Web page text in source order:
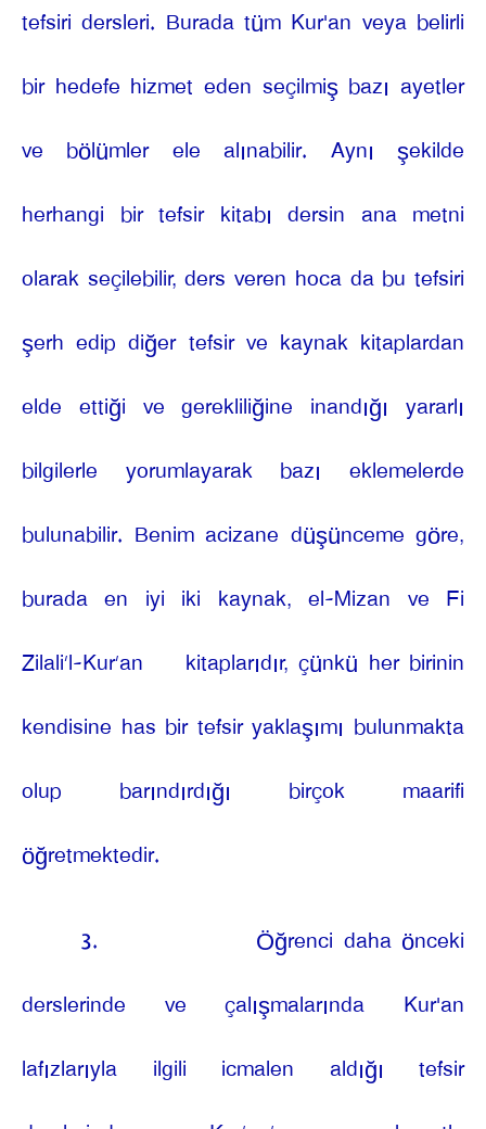
tefsiri dersleri. Burada tüm Kur'an veya belirli
bir hedefe hizmet eden seçilmiş bazı ayetler
ve bölümler ele alınabilir. Aynı şekilde
herhangi bir tefsir kitabı dersin ana metni
olarak seçilebilir, ders veren hoca da bu tefsiri
şerh edip diğer tefsir ve kaynak kitaplardan
elde ettiği ve gerekliliğine inandığı yararlı
bilgilerle yorumlayarak bazı eklemelerde
bulunabilir. Benim acizane düşünceme göre,
burada en iyi iki kaynak, el-Mizan ve Fi
Zilali’l-Kur’an
kitaplarıdır, çünkü her birinin
kendisine has bir tefsir yaklaşımı bulunmakta
olup barındırdığı birçok maarifi
öğretmektedir.
3.
Öğrenci daha önceki
derslerinde ve çalışmalarında Kur'an
lafızlarıyla ilgili icmalen aldığı tefsir